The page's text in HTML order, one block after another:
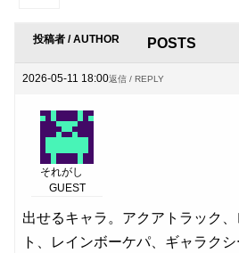
投稿者 / AUTHOR POSTS
2026-05-11 18:00返信 / REPLY
それがし
GUEST
出せるキャラ。アクアトラック
ト、レインボーケパ、ギャラク